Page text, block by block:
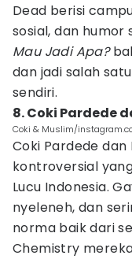
Dead berisi
sosial, dan humor
Mau Jadi Apa?
dan jadi salah
sendiri.
8. Coki Pardede
Coki & Muslim/
Coki Pardede
kontroversial
Lucu Indonesia.
nyeleneh, dan
norma baik dari
Chemistry